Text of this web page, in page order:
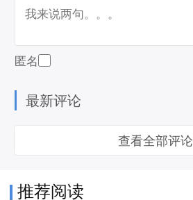
匿名
最新评论
查看全部评论
推荐阅读